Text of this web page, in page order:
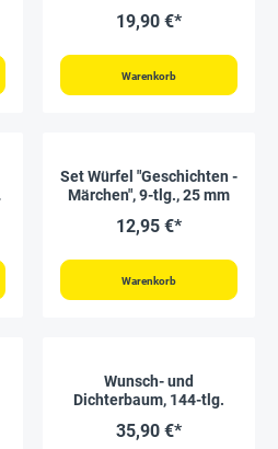
19,90 €*
Warenkorb
Set Würfel "Geschichten -
Märchen", 9-tlg., 25 mm
12,95 €*
Warenkorb
Wunsch- und
Dichterbaum, 144-tlg.
35,90 €*